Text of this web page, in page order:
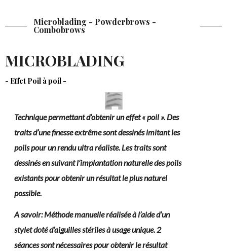
Microblading - Powderbrows -
Combobrows
MICROBLADING
- Effet Poil à poil -
Technique permettant d’obtenir un effet « poil ». Des
traits d’une finesse extrême sont dessinés imitant les
poils pour un rendu ultra réaliste. Les traits sont
dessinés en suivant l’implantation naturelle des poils
existants pour obtenir un résultat le plus naturel
possible.
A savoir: Méthode manuelle réalisée à l’aide d’un
stylet doté d’aiguilles stériles à usage unique. 2
séances sont nécessaires pour obtenir le résultat